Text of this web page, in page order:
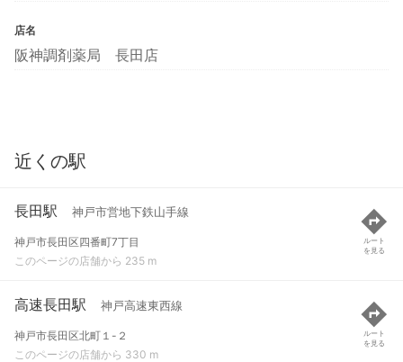
店名
阪神調剤薬局 長田店
近くの駅
長田駅 神戸市営地下鉄山手線
神戸市長田区四番町7丁目
このページの店舗から 235 m
ルート
を見る
高速長田駅 神戸高速東西線
神戸市長田区北町１-２
このページの店舗から 330 m
ルート
を見る